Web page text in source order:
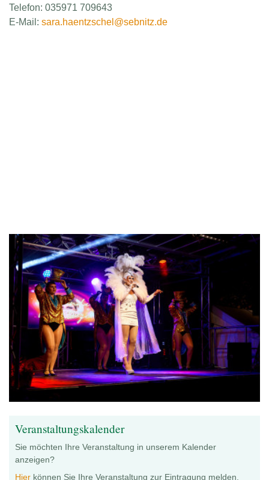
Telefon: 035971 709643
E-Mail: sara.haentzschel@sebnitz.de
Veranstaltungskalender
Sie möchten Ihre Veranstaltung in unserem Kalender
anzeigen?
Hier können Sie Ihre Veranstaltung zur Eintragung melden.